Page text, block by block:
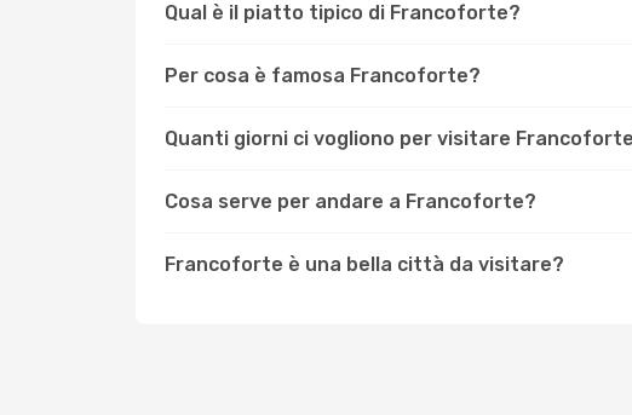
Qual è il piatto tipico di Francoforte?
Per cosa è famosa Francoforte?
Quanti giorni ci vogliono per visitare
Cosa serve per andare a Francoforte?
Francoforte è una bella città da visitare?